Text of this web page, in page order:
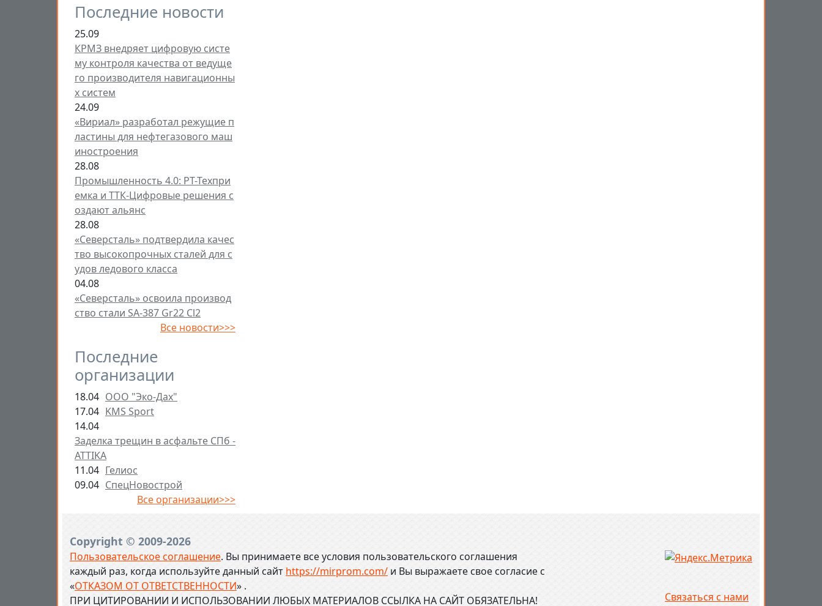
Последние новости
25.09
КРМЗ внедряет цифровую систе
му контроля качества от ведуще
го производителя навигационны
х систем
24.09
«Вириал» разработал режущие п
ластины для нефтегазового маш
иностроения
28.08
Промышленность 4.0: РТ-Техпри
емка и ТТК-Цифровые решения с
оздают альянс
28.08
«Северсталь» подтвердила качес
тво высокопрочных сталей для с
удов ледового класса
04.08
«Северсталь» освоила производ
ство стали SA-387 Gr22 Cl2
Все новости>>>
Последние
организации
18.04 ООО "Эко-Дах"
17.04 KMS Sport
14.04
Заделка трещин в асфальте СПб -
ATTIKA
11.04 Гелиос
09.04 СпецНовострой
Все организации>>>
Copyright © 2009-2026
Пользовательское соглашение. Вы принимаете все условия пользовательского соглашения
каждый раз, когда используйте данный сайт https://mirprom.com/ и Вы выражаете свое согласие с
«ОТКАЗОМ ОТ ОТВЕТСТВЕННОСТИ» .
ПРИ ЦИТИРОВАНИИ И ИСПОЛЬЗОВАНИИ ЛЮБЫХ МАТЕРИАЛОВ ССЫЛКА НА САЙТ ОБЯЗАТЕЛЬНА!
Связаться с нами